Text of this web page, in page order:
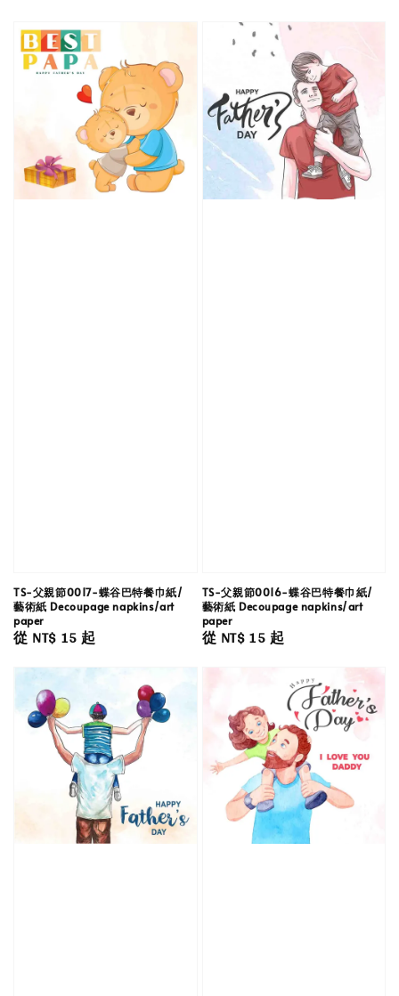
TS-父親節0017-蝶谷巴特餐巾紙/
藝術紙 Decoupage napkins/art
paper
Regular
從 NT$ 15起
TS-父親節0016-蝶谷巴特餐巾紙/
藝術紙 Decoupage napkins/art
paper
Regular
從 NT$ 15起